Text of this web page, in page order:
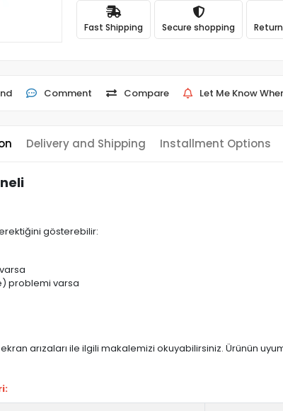
Fast Shipping Secure shopping
Comment Compare Let Me Know
Delivery and Shipping Installment Options
gösterebilir:
problemi varsa
ekran arızaları ile ilgili makalemizi okuyabilirsiniz. Ürünün